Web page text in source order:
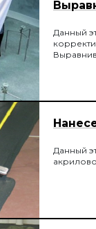
Данный
Данный